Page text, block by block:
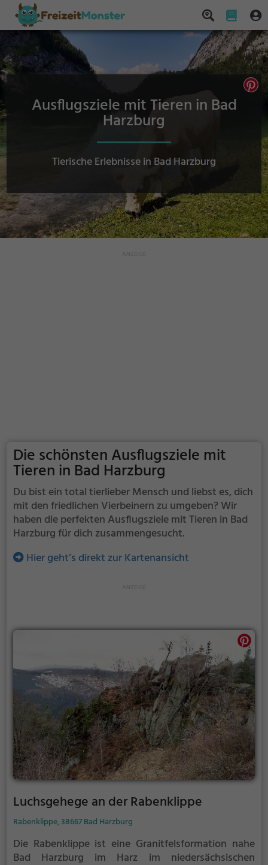
Ausflugsziele mit Tieren in Bad
Harzburg
Tierische Erlebnisse in Bad Harzburg
Die schönsten Ausflugsziele mit
Tieren in Bad Harzburg
Du bist ein total tierlieber Mensch und liebst es, dich
mit den friedlichen Vierbeinern zu umgeben? Wir
haben die perfekten Ausflugsziele mit Tieren in Bad
Harzburg für dich zusammengesucht.
Hier geht’s direkt zur Kartenansicht
Luchsgehege an der Rabenklippe
Rabenklippe, 38667 Bad Harzburg
Die Rabenklippe ist eine Granitfelsformation nahe
Bad Harzburg im Harz im niedersächsischen